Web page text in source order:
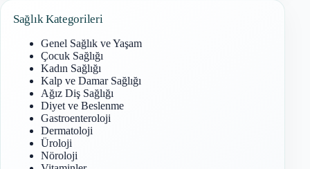
Sağlık Kategorileri
Genel Sağlık ve Yaşam
Çocuk Sağlığı
Kadın Sağlığı
Kalp ve Damar Sağlığı
Ağız Diş Sağlığı
Diyet ve Beslenme
Gastroenteroloji
Dermatoloji
Üroloji
Nöroloji